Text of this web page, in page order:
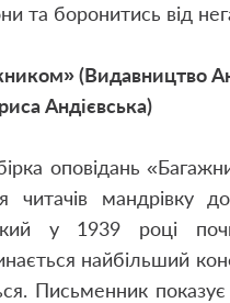
та боронитись від
(Видавництво
Андієвська)
оповідань
мандрівку
у 1939 році
найбільший
Письменник показує